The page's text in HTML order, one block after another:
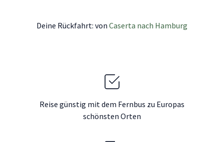
Deine Rückfahrt: von Caserta nach Hamburg
Reise günstig mit dem Fernbus zu Europas
schönsten Orten